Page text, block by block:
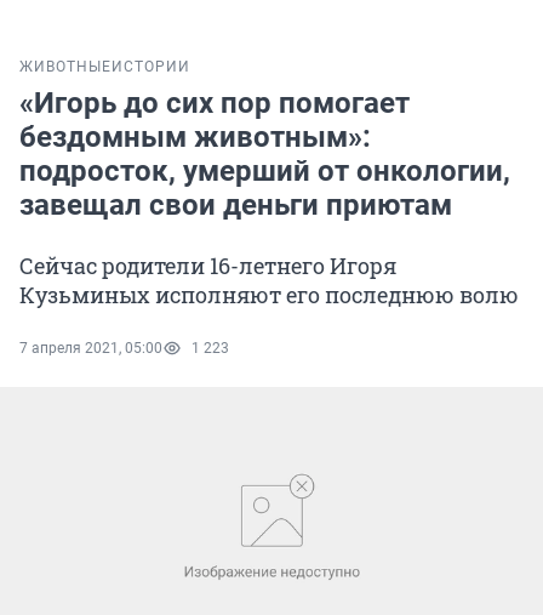
ЖИВОТНЫЕ ИСТОРИИ
«Игорь до сих пор помогает
бездомным животным»:
подросток, умерший от онкологии,
завещал свои деньги приютам
Сейчас родители 16-летнего Игоря
Кузьминых исполняют его последнюю волю
7 апреля 2021, 05:00 1 223